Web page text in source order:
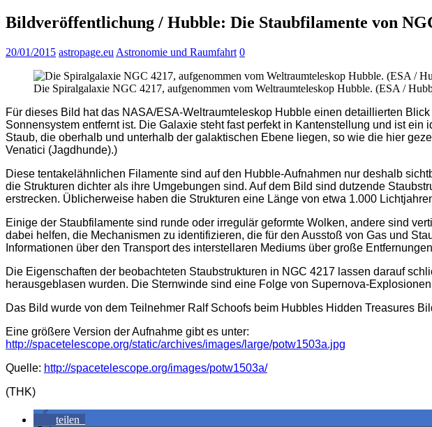
Bildveröffentlichung / Hubble: Die Staubfilamente von
20/01/2015 astropage.eu Astronomie und Raumfahrt 0
Die Spiralgalaxie NGC 4217, aufgenommen vom Weltraumteleskop Hubble. (ESA /
Für dieses Bild hat das NASA/ESA-Weltraumteleskop Hubble einen detaillierten
Sonnensystem entfernt ist. Die Galaxie steht fast perfekt in Kantenstellung und ist
Staub, die oberhalb und unterhalb der galaktischen Ebene liegen, so wie die hier
Venatici (Jagdhunde).)
Diese tentakelähnlichen Filamente sind auf den Hubble-Aufnahmen nur deshalb
die Strukturen dichter als ihre Umgebungen sind. Auf dem Bild sind dutzende
erstrecken. Üblicherweise haben die Strukturen eine Länge von etwa 1.000
Einige der Staubfilamente sind runde oder irregulär geformte Wolken, andere sind
dabei helfen, die Mechanismen zu identifizieren, die für den Ausstoß von Gas und
Informationen über den Transport des interstellaren Mediums über große
Die Eigenschaften der beobachteten Staubstrukturen in NGC 4217 lassen darauf
herausgeblasen wurden. Die Sternwinde sind eine Folge von Supernova-
Das Bild wurde von dem Teilnehmer Ralf Schoofs beim Hubbles Hidden Treasures
Eine größere Version der Aufnahme gibt es unter:
http://spacetelescope.org/static/archives/images/large/potw1503a.jpg
Quelle: http://spacetelescope.org/images/potw1503a/
(THK)
teilen